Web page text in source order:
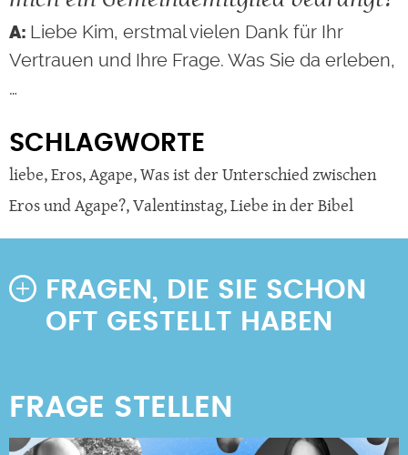
Liebe Kim, erstmal vielen Dank für Ihr
Vertrauen und Ihre Frage. Was Sie da erleben,
…
SCHLAGWORTE
liebe,Eros,Agape,Was ist der Unterschied zwischen
Eros und Agape?,Valentinstag,Liebe in der Bibel
FRAGEN, DIE SIE SCHON
OFT GESTELLT HABEN